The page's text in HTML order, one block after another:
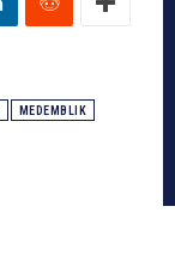
MEDEMBLIK